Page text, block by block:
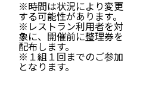
※時間は状況により変更
する可能性があります。
※レストラン利用者を対
象に、開催前に整理券を
配布します。
※１組１回までのご参加
となります。